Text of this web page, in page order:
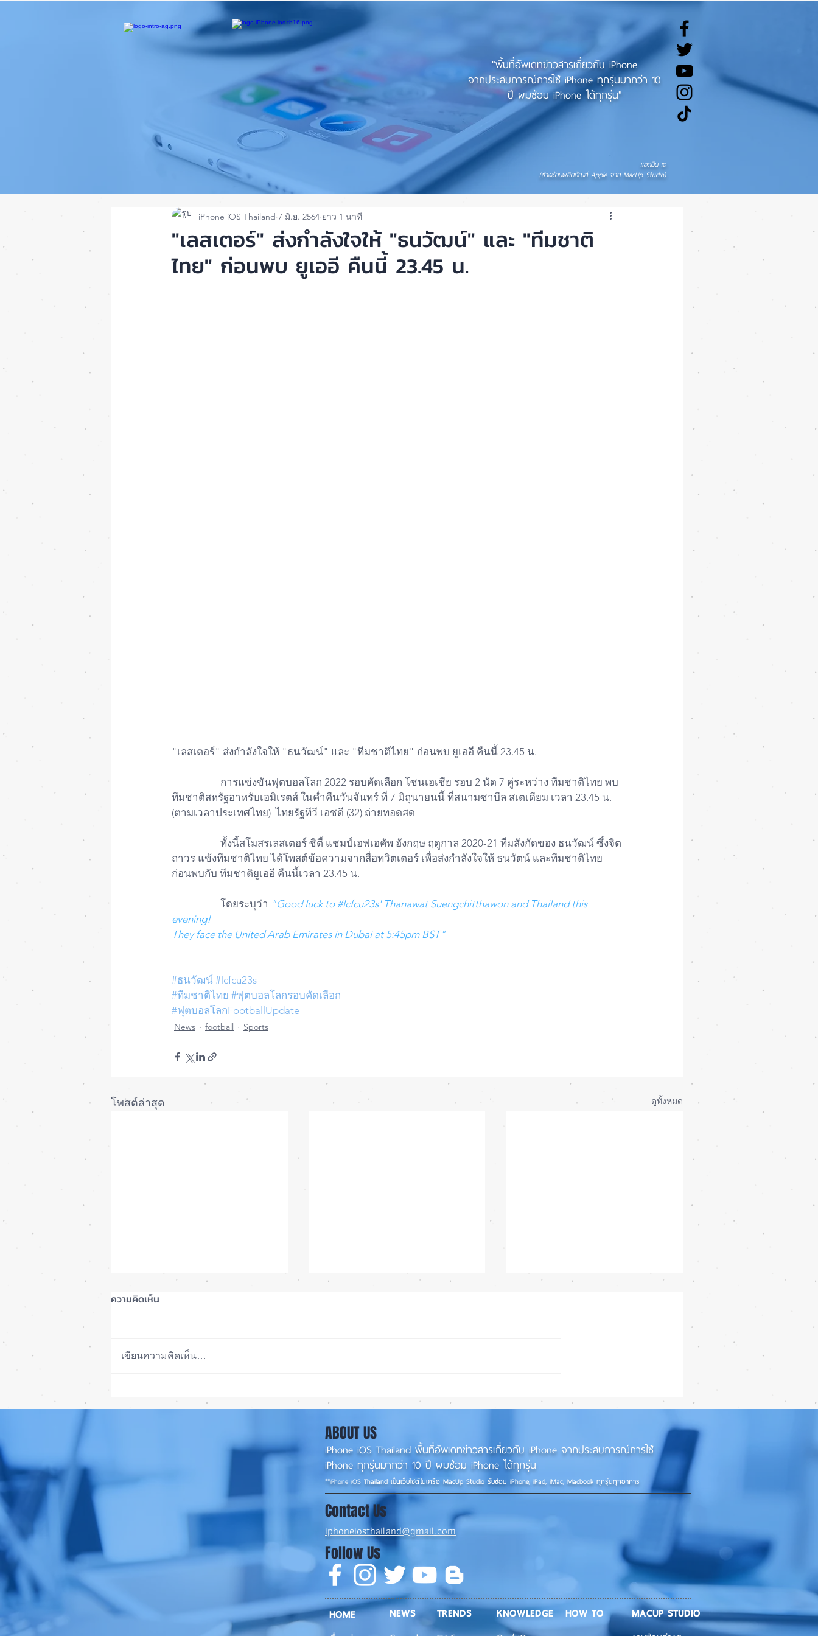
"พื้นที่อัพเดทข่าวสารเกี่ยวกับ iPhone
จากประสบการณ์การใช้ iPhone ทุกรุ่นมากว่า 10
ปี ผมซ่อม iPhone ได้ทุกรุ่น"
แอดมิน เอ
(ช่างซ่อมผลิตภัณฑ์ Apple จาก MacUp Studio)
"เลสเตอร์" ส่งกำลังใจให้ "ธนวัฒน์" และ "ทีมชาติ
ไทย" ก่อนพบ ยูเออี คืนนี้ 23.45 น.
iPhone iOS Thailand 7 มิ.ย. 2564 ยาว 1 นาที
"เลสเตอร์" ส่งกำลังใจให้ "ธนวัฒน์" และ "ทีมชาติไทย" ก่อนพบ ยูเออี คืนนี้ 23.45 น.
ทีมชาติสหรัฐอาหรับเอมิเรตส์ ในค่ำคืนวันจันทร์ ที่ 7 มิถุนายนนี้ ที่สนามซาบีล สเตเดียม เวลา 23.45 น.
(ตามเวลาประเทศไทย)  ไทยรัฐทีวี เอชดี (32) ถ่ายทอดสด
ถาวร แข้งทีมชาติไทย ได้โพสต์ข้อความจากสื่อทวิตเตอร์ เพื่อส่งกำลังใจให้ ธนวัตน์ และทีมชาติไทย
ก่อนพบกับ ทีมชาติยูเออี คืนนี้เวลา 23.45 น.
		โดยระบุว่า
"Good luck to #lcfcu23s' Thanawat Suengchitthawon and Thailand this
evening!
They face the United Arab Emirates in Dubai at 5:45pm BST"
#ธนวัฒน์ #lcfcu23s
#ทีมชาติไทย #ฟุตบอลโลกรอบคัดเลือก
#ฟุตบอลโลกFootballUpdate
News football Sports
โพสต์ล่าสุด ดูทั้งหมด
📱
พร้อมแก้บั๊กชุดใหญ่ เตรียมความ
พร้อมก่อนปล่อยเวอร์ชันเต็ม! 📱
น้อย แต่ราคาจ่อพุ่ง หันกลับมา
เล็ง iPhone 17 Pro รุ่นเก่า 📱🤳
ความคิดเห็น
เขียนความคิดเห็น…
ABOUT US
iPhone iOS Thailand พื้นที่อัพเดทข่าวสารเกี่ยวกับ iPhone จากประสบการณ์การใช้
iPhone ทุกรุ่นมากว่า 10 ปี ผมซ่อม iPhone ได้ทุกรุ่น
**iPhone iOS Thailand เป็นเว็บไซต์ในเครือ MacUp Studio รับซ่อม iPhone, iPad, iMac, Macbook ทุกรุ่นทุกอาการ
Contact Us
iphoneiosthailand@gmail.com
Follow Us
HOME
NEWS
TRENDS
KNOWLEDGE
HOW TO
MACUP STUDIO